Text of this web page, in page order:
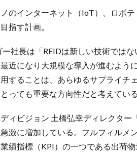
のインターネット（IoT）、ロボ
指す計画。
社長は「RFIDは新しい技術では
近になり大規模な導入が進むよう
することは、あらゆるサプライチ
っても重要な方向性だと考えている
ィビジョン 土橋弘幸ディレクター
激に増加している。フルフィルメ
績指標（KPI）の一つである出荷